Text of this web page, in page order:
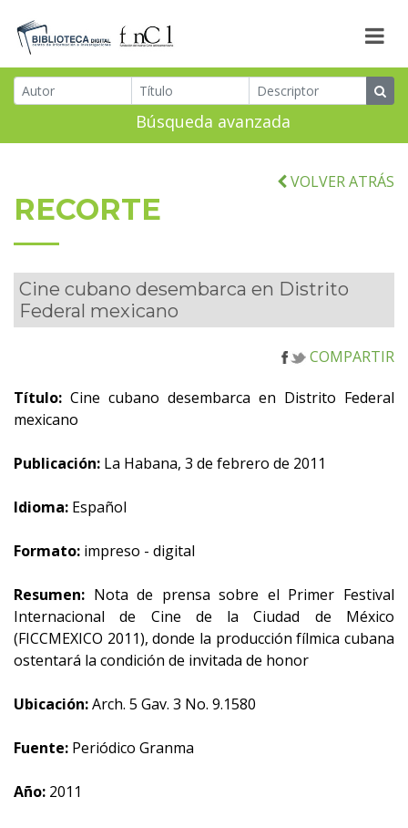
Búsqueda avanzada
VOLVER ATRÁS
RECORTE
Cine cubano desembarca en Distrito
Federal mexicano
COMPARTIR
Título: Cine cubano desembarca en Distrito Federal
mexicano
Publicación: La Habana, 3 de febrero de 2011
Idioma: Español
Formato: impreso - digital
Resumen: Nota de prensa sobre el Primer Festival
Internacional de Cine de la Ciudad de México
(FICCMEXICO 2011), donde la producción fílmica cubana
ostentará la condición de invitada de honor
Ubicación:Arch. 5 Gav. 3 No. 9.1580
Fuente: Periódico Granma
Año: 2011